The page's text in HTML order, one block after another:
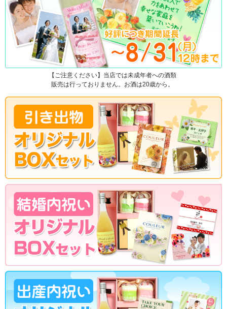
【ご注意ください】当店では未成年者への酒類
販売は行っておりません。お酒は20歳から。